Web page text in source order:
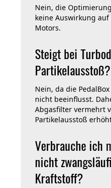
Nein, die
keine Auswirkung
Motors.
Steigt bei
Partikelausstoß?
Nein, da die
nicht beeinflusst.
Abgasfilter vermehrt
Partikelausstoß
Verbrauche ich
nicht
Kraftstoff?